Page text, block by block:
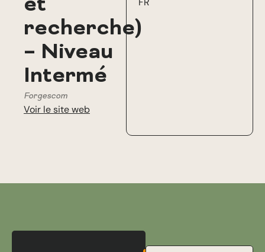
recherche)
– Niveau
Intermé
Forgescom
Voir le site web